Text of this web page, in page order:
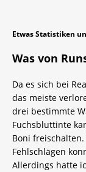
Etwas Statistiken
Was von
Da es sich bei
das meiste
drei bestimmte
Fuchsbluttinte
Boni
Fehlschlägen
Allerdings hatte